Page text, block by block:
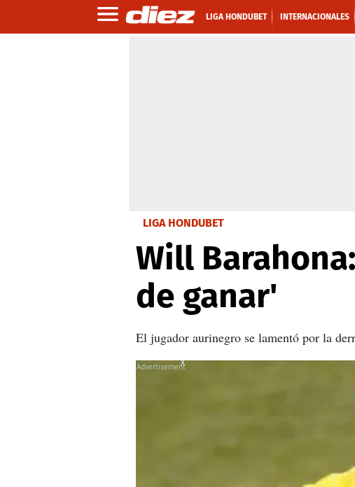
LIGA HONDUBET INTERNACIONALES
LIGA HONDUBET
Will
de ganar'
El jugador aurinegro se lamentó por la
X